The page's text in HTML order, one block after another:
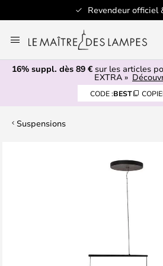
Revendeur officiel
au
contenu
16% suppl. dès 89 € sur les articles
EXTRA »
CODE :BEST
Suspensions